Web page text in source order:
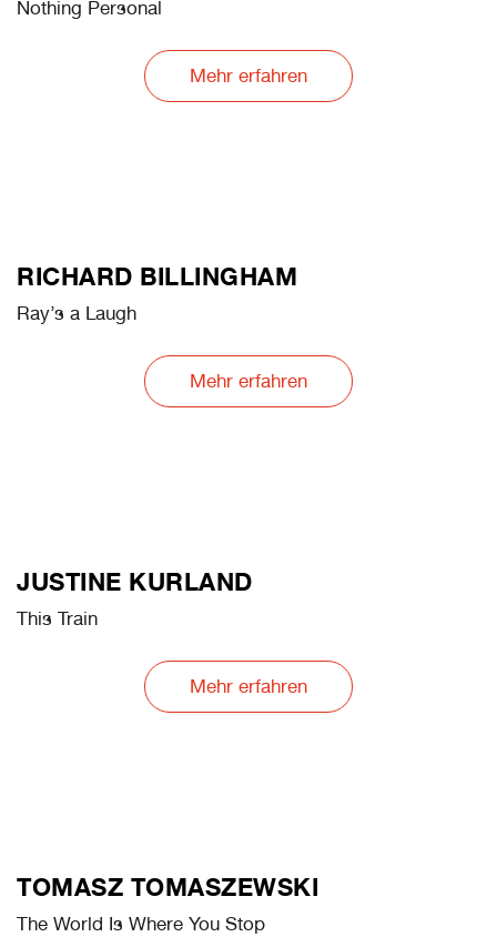
Nothing Personal
Mehr erfahren
RICHARD BILLINGHAM
Ray’s a Laugh
Mehr erfahren
JUSTINE KURLAND
This Train
Mehr erfahren
TOMASZ TOMASZEWSKI
The World Is Where You Stop